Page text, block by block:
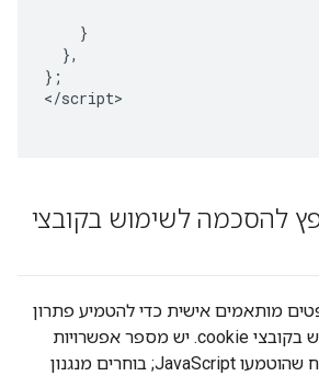
}
},
};
</script>
להסכמה לשימוש בקובצי
מותאמים אישית כדי להטמיע פתרון
לקבלת הסכמה לשימוש בקובצי cookie. יש מספר אפשרויות
פופולריות של קוד פתוח שהוטמעו JavaScript; בוחרים מנגנון